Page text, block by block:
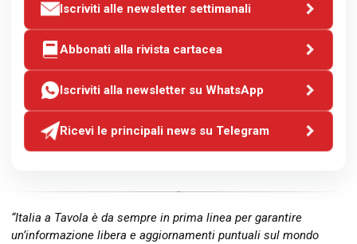
Iscriviti alle newsletter settimanali
Abbonati alla rivista cartacea
Iscriviti alla newsletter su WhatsApp
Ricevi le principali news su Telegram
“Italia a Tavola è da sempre in prima linea per garantire
un’informazione libera e aggiornamenti puntuali sul mondo